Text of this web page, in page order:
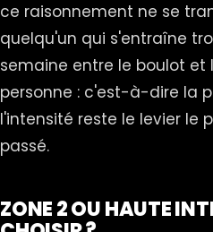
ce raisonnement ne se
quelqu'un qui s'entraîne
semaine entre le boulot et
personne : c'est-à-dire la
l'intensité reste le levier le
passé.
ZONE 2 OU HAUTE